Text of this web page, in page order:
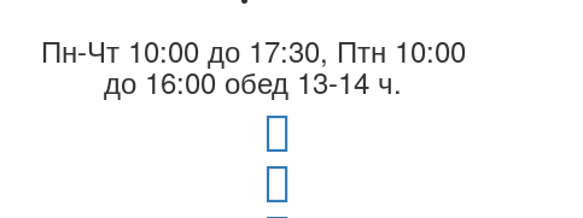
Пн-Чт 10:00 до 17:30, Птн 10:00
до 16:00 обед 13-14 ч.